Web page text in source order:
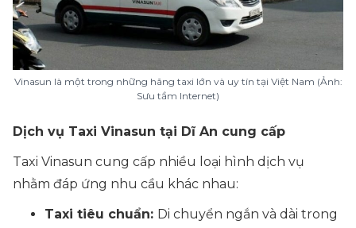
Vinasun là một trong những hãng taxi lớn và uy tín tại Việt Nam (Ảnh:
Sưu tầm Internet)
Dịch vụ Taxi Vinasun tại Dĩ An cung cấp
Taxi Vinasun cung cấp nhiều loại hình dịch vụ
nhằm đáp ứng nhu cầu khác nhau:
Taxi tiêu chuẩn: Di chuyển ngắn và dài trong